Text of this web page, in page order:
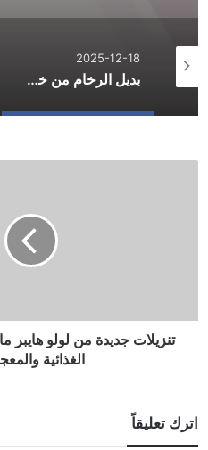
2025-12-18
بديل الرخام من خط الفخامة: الاستخدامات والمزايا والعيوب
تنزيلات جديدة من لولو هايبر
الغذائية
اترك تعليقاً